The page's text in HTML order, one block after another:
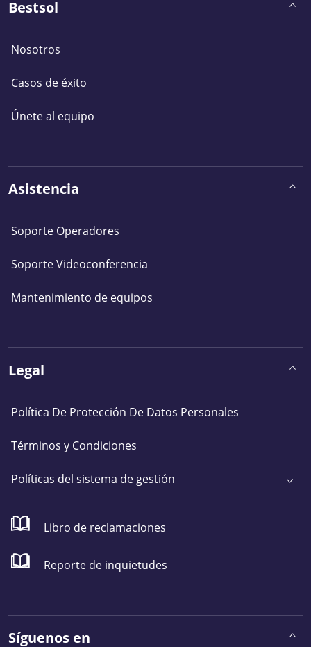
Bestsol
Nosotros
Casos de éxito
Únete al equipo
Asistencia
Soporte Operadores
Soporte Videoconferencia
Mantenimiento de equipos
Legal
Política De Protección De Datos Personales
Términos y Condiciones
Políticas del sistema de gestión
Libro de reclamaciones
Reporte de inquietudes
Síguenos en